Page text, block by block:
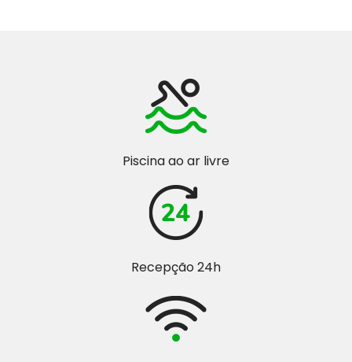
Piscina ao ar livre
Recepção 24h